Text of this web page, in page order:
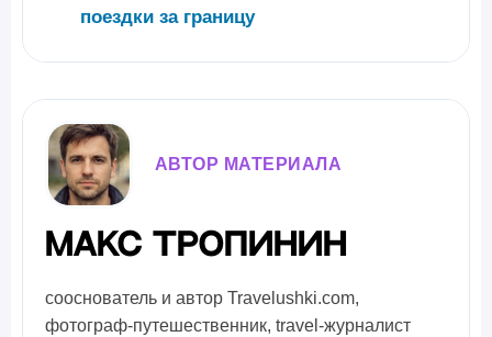
поездки за границу
АВТОР МАТЕРИАЛА
Макс Тропинин
сооснователь и автор Travelushki.com,
фотограф-путешественник, travel-журналист